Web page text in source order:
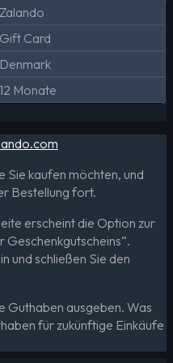
Zalando
Gift Card
Denmark
12 Monate
Sie kaufen möchten, und
Bestellung fort.
erscheint die Option zur
Geschenkgutscheins“.
und schließen Sie den
Guthaben ausgeben. Was
für zukünftige Einkäufe